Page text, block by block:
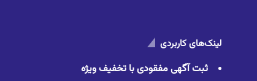
لینک‌های کاربردی
ثبت آگهی مفقودی با تخفیف ویژه